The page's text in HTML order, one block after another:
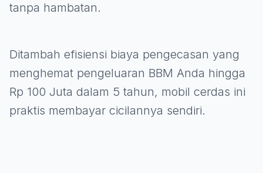
tanpa hambatan.
Ditambah efisiensi biaya pengecasan yang
menghemat pengeluaran BBM Anda hingga
Rp 100 Juta dalam 5 tahun, mobil cerdas ini
praktis membayar cicilannya sendiri.